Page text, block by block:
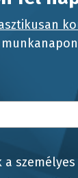
a személyes